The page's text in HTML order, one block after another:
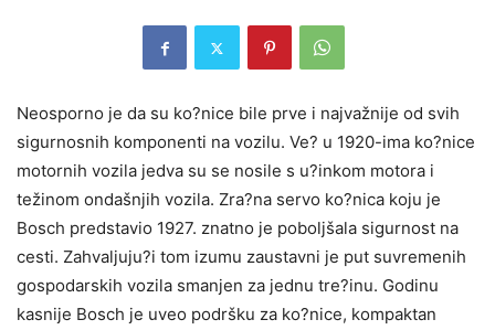
Neosporno je da su ko?nice bile prve i najvažnije od svih
sigurnosnih komponenti na vozilu. Ve? u 1920-ima ko?nice
motornih vozila jedva su se nosile s u?inkom motora i
težinom ondašnjih vozila. Zra?na servo ko?nica koju je
Bosch predstavio 1927. znatno je poboljšala sigurnost na
cesti. Zahvaljuju?i tom izumu zaustavni je put suvremenih
gospodarskih vozila smanjen za jednu tre?inu. Godinu
kasnije Bosch je uveo podršku za ko?nice, kompaktan